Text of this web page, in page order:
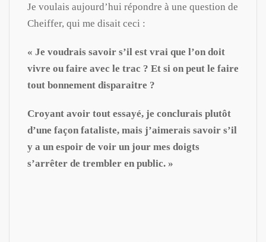
Je voulais aujourd’hui répondre à une question de
Cheiffer, qui me disait ceci :
« Je voudrais savoir s’il est vrai que l’on doit
vivre ou faire avec le trac ? Et si on peut le faire
tout bonnement disparaitre ?
Croyant avoir tout essayé, je conclurais plutôt
d’une façon fataliste, mais j’aimerais savoir s’il
y a un espoir de voir un jour mes doigts
s’arrêter de trembler en public. »